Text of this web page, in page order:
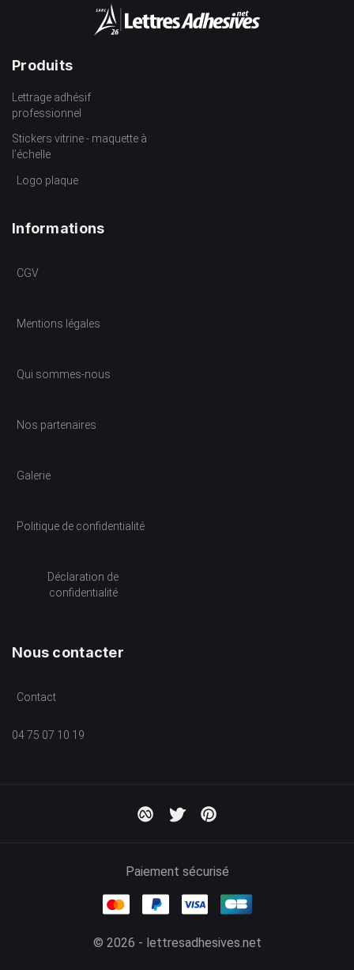
Produits
Lettrage adhésif
professionnel
Stickers vitrine - maquette à
l’échelle
Logo plaque
Informations
CGV
Mentions légales
Qui sommes-nous
Nos partenaires
Galerie
Politique de confidentialité
Déclaration de
confidentialité
Nous contacter
Contact
04 75 07 10 19
Paiement sécurisé
© 2026 - lettresadhesives.net